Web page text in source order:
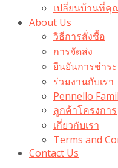
เปลี่ยนบ้านที่คุ
About Us
วิธีการสั่งซื้อ
การจัดส่ง
ยืนยันการชำระ
ร่วมงานกับเรา
Pennello
ลูกค้าโครงการ
เกี่ยวกับเรา
Terms and
Contact Us